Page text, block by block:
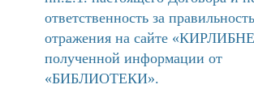
ответственность за правильность
отражения на сайте
полученной информации от
«БИБЛИОТЕКИ».